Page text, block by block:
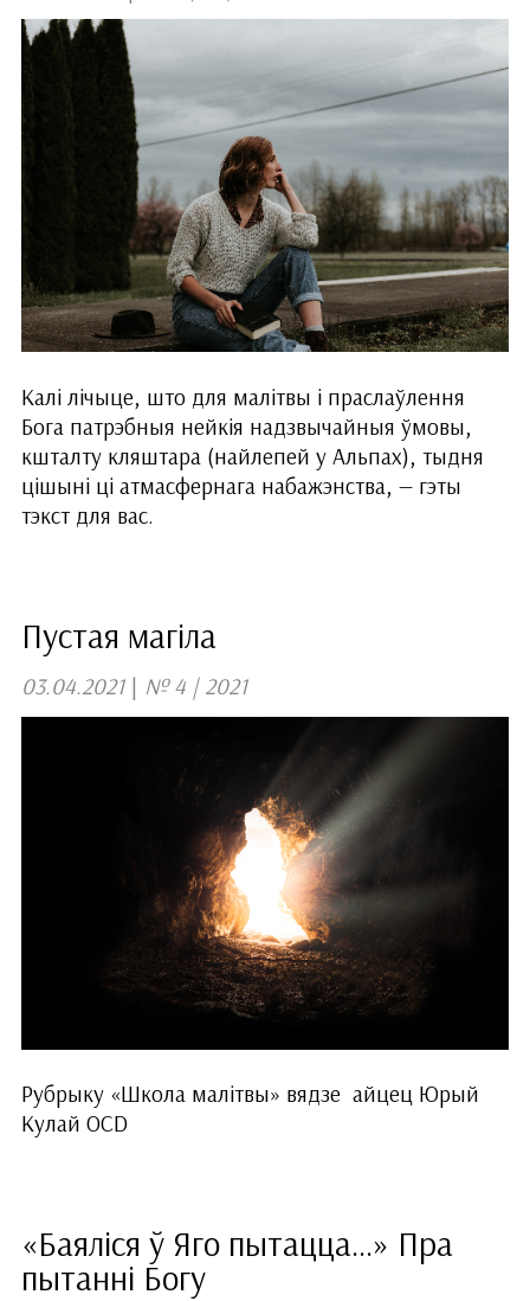
Калі лічыце, што для малітвы і праслаўлення
Бога патрэбныя нейкія надзвычайныя ўмовы,
кшталту кляштара (найлепей у Альпах), тыдня
цішыні ці атмасфернага набажэнства, — гэты
тэкст для вас.
Пустая магіла
03.04.2021 | № 4 | 2021
Рубрыку «Школа малітвы» вядзе айцец Юрый
Кулай OCD
«Баяліся ў Яго пытацца...» Пра
пытанні Богу